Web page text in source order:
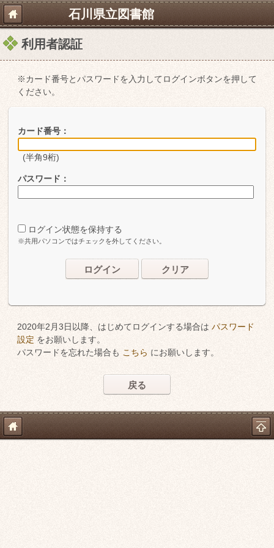
石川県立図書館
利用者認証
※カード番号とパスワードを入力してログインボタンを押して
ください。
カード番号：
(半角9桁)
パスワード：
ログイン状態を保持する
※共用パソコンではチェックを外してください。
ログイン クリア
2020年2月3日以降、はじめてログインする場合は パスワード
設定 をお願いします。
パスワードを忘れた場合も こちら にお願いします。
戻る